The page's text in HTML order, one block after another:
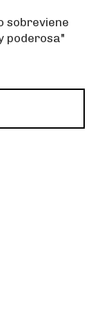
sobreviene
poderosa"